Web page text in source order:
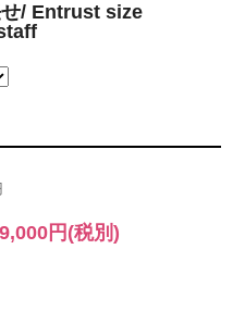
/ Entrust size
円(税別)